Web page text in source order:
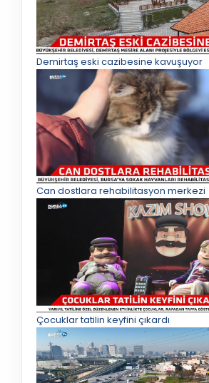
Demirtaş eski cazibesine kavuşuyor
Can dostlara rehabilitasyon merkezi
Çocuklar tatilin keyfini çıkardı